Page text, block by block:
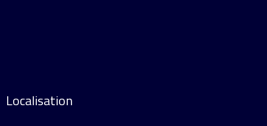
Localisation